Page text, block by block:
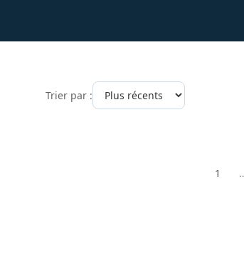
Trier par :
1